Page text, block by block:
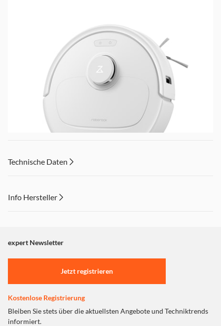
erfasst selbst die feinsten Partikel für eine makellose
Reinigung. Die Anti-Verwicklungssystem sorgt für eine
störungsfreie Reinigung, während der automatisch
Dank elektronischer Wischsteuerung können Sie die
Wischintensität perfekt auf verschiedene Räume und
Bodenarten abstimmen – direkt über die App. Ob
Technische Daten
Info Hersteller
"Marketing".
Einstellungen anpassen
expert Newsletter
Jetzt registrieren
Kostenlose Registrierung
Bleiben Sie stets über die aktuellsten Angebote und Techniktrends
informiert.